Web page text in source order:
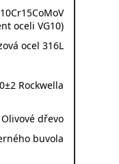
10Cr15CoMoV
oceli VG10)
ocel 316L
Rockwella
Olivové dřevo
buvola